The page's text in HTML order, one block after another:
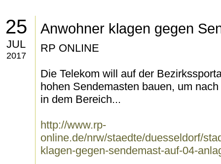
25
JUL
2017
Anwohner klagen gegen
RP ONLINE
Die Telekom will auf der
hohen Sendemasten bauen, um
in dem Bereich...
http://www.rp-
online.de/nrw/staedte/duesseldorf/
klagen-gegen-sendemast-auf-04-